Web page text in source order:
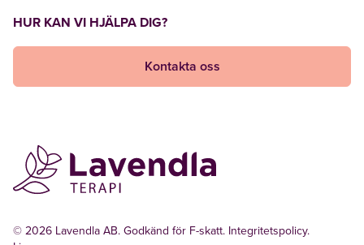
HUR KAN VI HJÄLPA DIG?
Kontakta oss
© 2026 Lavendla AB. Godkänd för F-skatt. Integritetspolicy.